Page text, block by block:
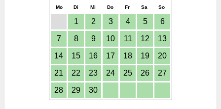
Mo Di Mi Do Fr Sa So
1 2 3 4 5 6
7 8 9 10 11 12 13
14 15 16 17 18 19 20
21 22 23 24 25 26 27
28 29 30